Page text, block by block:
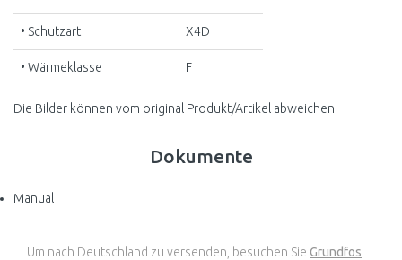
• Schutzart X4D
• Wärmeklasse F
Die Bilder können vom original Produkt/Artikel abweichen.
Dokumente
Manual
Um nach Deutschland zu versenden, besuchen Sie Grundfos